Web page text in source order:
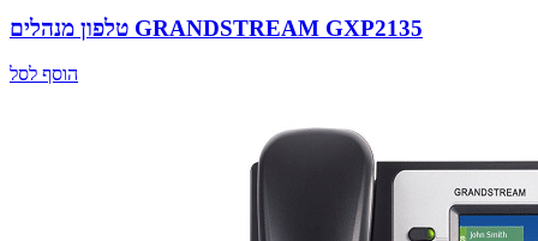
טלפון מנהלים GRANDSTREAM GXP2135
הוסף לסל